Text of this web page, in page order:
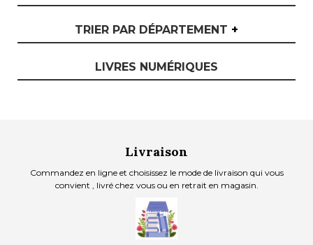
TRIER PAR DÉPARTEMENT +
LIVRES NUMÉRIQUES
Livraison
Commandez en ligne et choisissez le mode de livraison qui vous
convient , livré chez vous ou en retrait en magasin.